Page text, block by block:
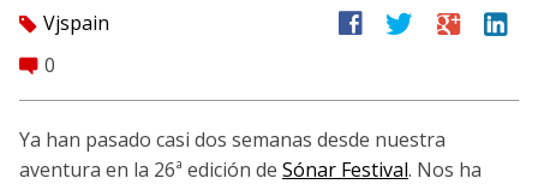
Contacto
Entrar
Crear Cuenta
tag Vjspain
comment 0
facebook twitter google linkedin
Ya han pasado casi dos semanas desde nuestra
aventura en la 26ª edición de Sónar Festival. Nos ha